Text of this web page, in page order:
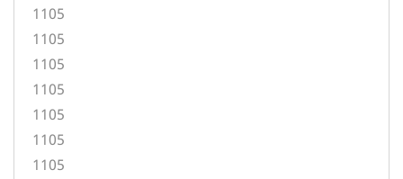
1105
1105
1105
1105
1105
1105
1105